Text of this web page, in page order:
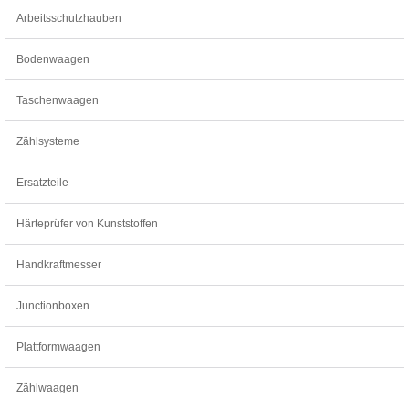
Arbeitsschutzhauben
Bodenwaagen
Taschenwaagen
Zählsysteme
Ersatzteile
Härteprüfer von Kunststoffen
Handkraftmesser
Junctionboxen
Plattformwaagen
Zählwaagen